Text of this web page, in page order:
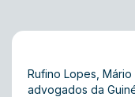
Rufino Lopes, Mário
advogados da